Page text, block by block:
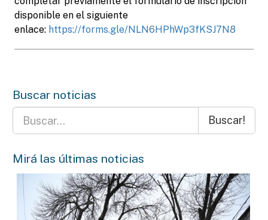
disponible en el siguiente
enlace: https://forms.gle/NLN6HPhWp3fKSJ7N8
Buscar noticias
Buscar!
Mirá las últimas noticias